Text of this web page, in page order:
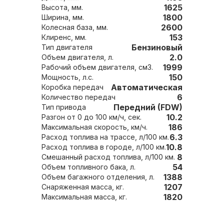
Высота, мм. 1625
Ширина, мм. 1800
Колесная база, мм. 2600
Клиренс, мм. 153
Тип двигателя Бензиновый
Объем двигателя, л. 2.0
Рабочий объем двигателя, см3. 1999
Мощность, л.с. 150
Коробка передач Автоматическая
Количество передач 6
Тип привода Передний (FDW)
Разгон от 0 до 100 км/ч, сек. 10.2
Максимальная скорость, км/ч. 186
Расход топлива на трассе, л/100 км.6.3
Расход топлива в городе, л/100 км.10.8
Смешанный расход топлива, л/100 км. 8
Объем топливного бака, л. 54
Объем багажного отделения, л. 1388
Снаряженная масса, кг. 1207
Максимальная масса, кг. 1820